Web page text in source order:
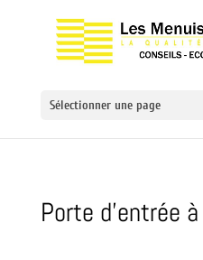
Sélectionner une page
Porte d’entrée